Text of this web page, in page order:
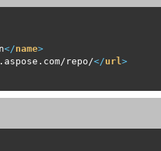
</name>
repo/</url>